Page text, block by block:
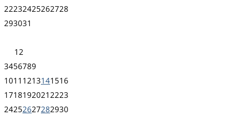
22232425262728
293031
1 2
3456789
1011 1213141516
1718192021 2223
24252627282930